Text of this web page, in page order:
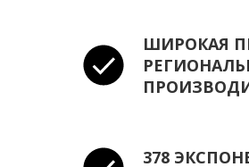
ШИРОКАЯ
378